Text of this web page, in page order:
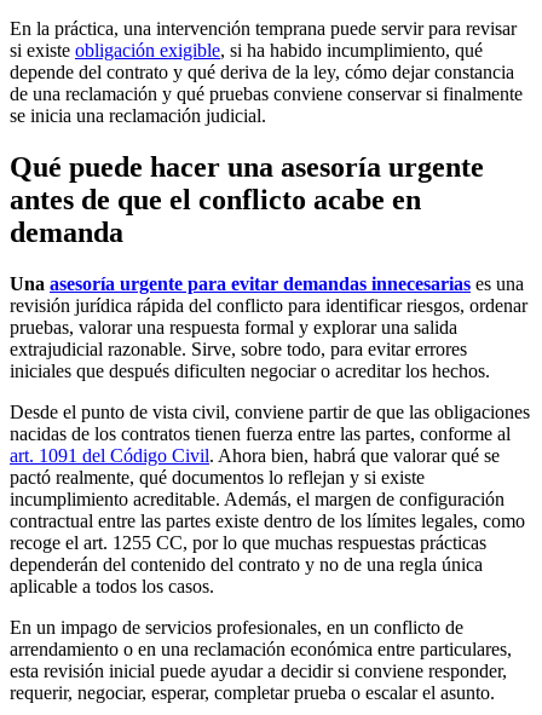
En la práctica, una intervención temprana puede servir para revisar
si existe obligación exigible, si ha habido incumplimiento, qué
depende del contrato y qué deriva de la ley, cómo dejar constancia
de una reclamación y qué pruebas conviene conservar si finalmente
se inicia una reclamación judicial.
Qué puede hacer una asesoría urgente
antes de que el conflicto acabe en
demanda
Una asesoría urgente para evitar demandas innecesarias es una
revisión jurídica rápida del conflicto para identificar riesgos, ordenar
pruebas, valorar una respuesta formal y explorar una salida
extrajudicial razonable. Sirve, sobre todo, para evitar errores
iniciales que después dificulten negociar o acreditar los hechos.
Desde el punto de vista civil, conviene partir de que las obligaciones
nacidas de los contratos tienen fuerza entre las partes, conforme al
art. 1091 del Código Civil. Ahora bien, habrá que valorar qué se
pactó realmente, qué documentos lo reflejan y si existe
incumplimiento acreditable. Además, el margen de configuración
contractual entre las partes existe dentro de los límites legales, como
recoge el art. 1255 CC, por lo que muchas respuestas prácticas
dependerán del contenido del contrato y no de una regla única
aplicable a todos los casos.
En un impago de servicios profesionales, en un conflicto de
arrendamiento o en una reclamación económica entre particulares,
esta revisión inicial puede ayudar a decidir si conviene responder,
requerir, negociar, esperar, completar prueba o escalar el asunto.